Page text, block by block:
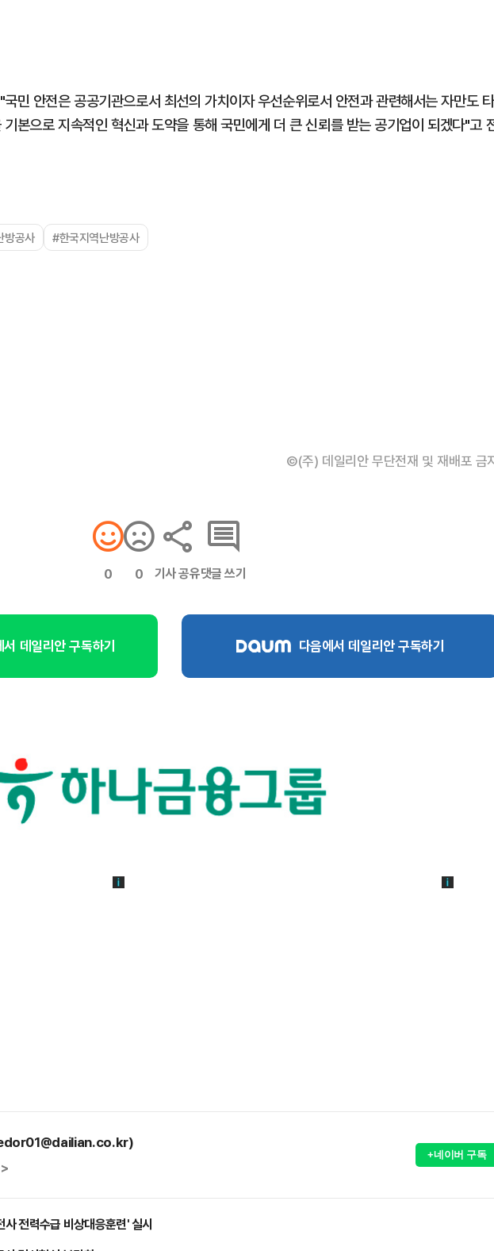
민 안전은 공공기관으로서 최선의 가치이자 우선순위로서 안전과 관련해서는 자만도 타
본으로 지속적인 혁신과 도약을 통해 국민에게 더 큰 신뢰를 받는 공기업이 되겠다"고
방공사 #한국지역난방공사
©(주) 데일리안 무단전재 및 재배포 금
0 0 기사 공유댓글 쓰기
서 데일리안 구독하기 다음에서 데일리안 구독하기
+네이버 구독
전력수급 비상대응훈련' 실시